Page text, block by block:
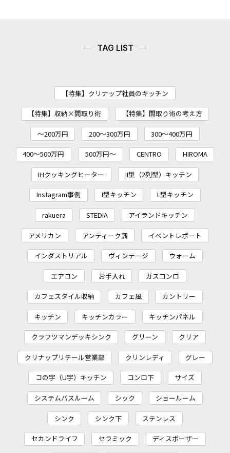
TAG LIST
【特集】クリナップ社員のキッチン
【特集】収納×間取り術 【特集】間取り術の考え方
～200万円 200〜300万円 300～400万円
400～500万円 500万円～ CENTRO HIROMA
IHクッキングヒーター II型（2列型）キッチン
Instagram事例 I型キッチン L型キッチン
rakuera STEDIA アイランドキッチン
アメリカン アンティーク調 イベントレポート
インダストリアル ヴィンテージ ウォーム
エアコン お手入れ ガスコンロ
カフェスタイル収納 カフェ風 カントリー
キッチン キッチンカラー キッチンパネル
クラフツマンデッキシンク グリーン クリア
クリナップリテール営業部 クリンレディ グレー
コの字（U字）キッチン コンロ下 サイズ
システムバスルーム シック ショールーム
シンク シンク下 ステンレス
セカンドライフ セラミック ディスポーザー